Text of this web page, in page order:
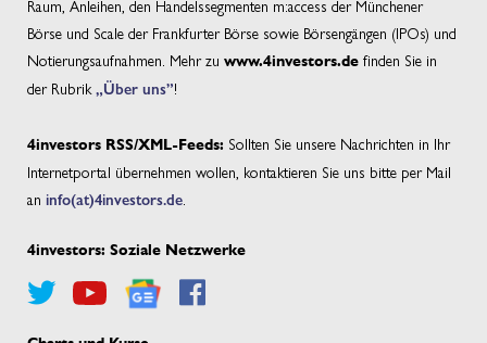
Raum, Anleihen, den Handelssegmenten m:access der Münchener
Börse und Scale der Frankfurter Börse sowie Börsengängen (IPOs) und
Notierungsaufnahmen. Mehr zu www.4investors.de finden Sie in
der Rubrik „Über uns”!
4investors RSS/XML-Feeds: Sollten Sie unsere Nachrichten in Ihr
Internetportal übernehmen wollen, kontaktieren Sie uns bitte per Mail
an info(at)4investors.de
4investors: Soziale Netzwerke